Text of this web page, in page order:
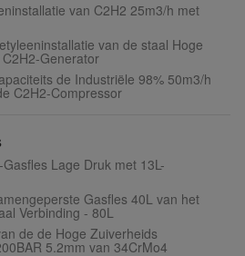
van C2H2 25m3/h met
van de staal Hoge
Generator
de Industriële 98% 50m3/h
C2H2-Compressor
Lage Druk met 13L-
Gasfles 40L van het
Verbinding - 80L
de de Hoge Zuiverheids
5.2mm van 34CrMo4